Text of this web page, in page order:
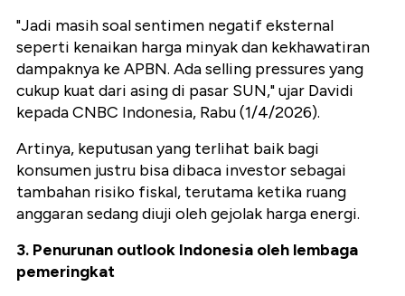
"Jadi masih soal sentimen negatif eksternal
seperti kenaikan harga minyak dan kekhawatiran
dampaknya ke APBN. Ada selling pressures yang
cukup kuat dari asing di pasar SUN," ujar Davidi
kepada CNBC Indonesia, Rabu (1/4/2026).
Artinya, keputusan yang terlihat baik bagi
konsumen justru bisa dibaca investor sebagai
tambahan risiko fiskal, terutama ketika ruang
anggaran sedang diuji oleh gejolak harga energi.
3. Penurunan outlook Indonesia oleh lembaga
pemeringkat